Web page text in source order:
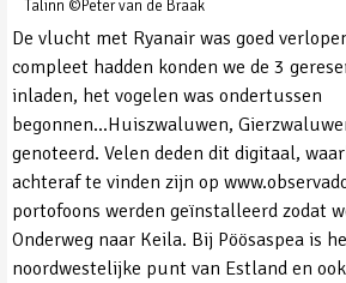
Talinn ©Peter van de Braak
De vlucht met Ryanair was goed
compleet hadden konden we de 3
inladen, het vogelen was ondertussen
begonnen...Huiszwaluwen,
genoteerd. Velen deden dit digitaal,
achteraf te vinden zijn op
portofoons werden geïnstalleerd zodat
Onderweg naar Keila. Bij Pöösaspea is
noordwestelijke punt van Estland en